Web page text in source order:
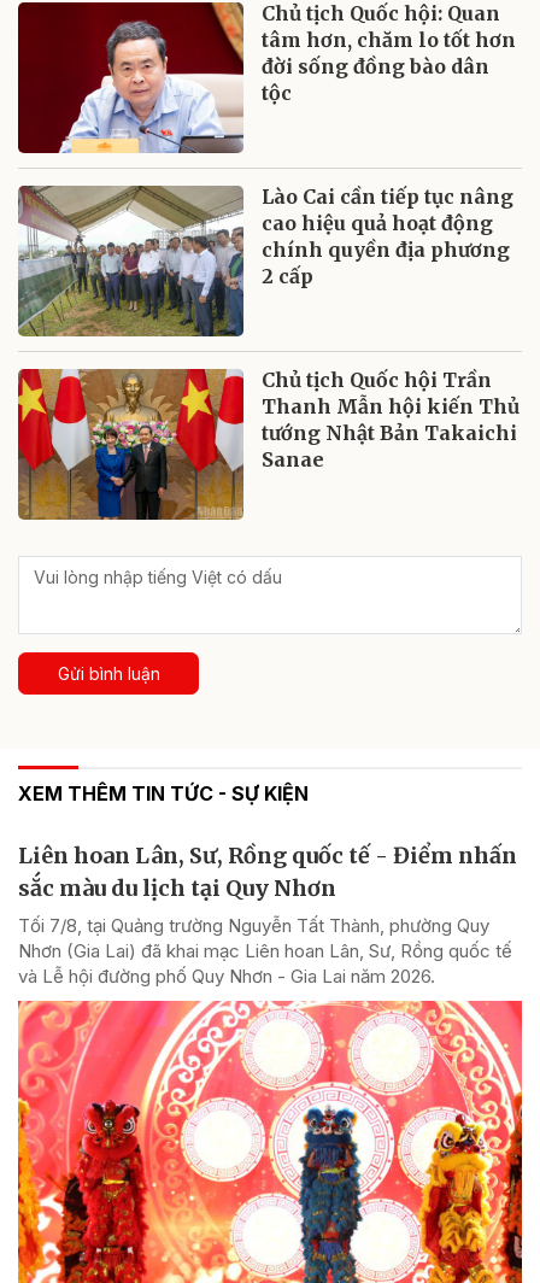
Chủ tịch Quốc hội: Quan
tâm hơn, chăm lo tốt hơn
đời sống đồng bào dân
tộc
Lào Cai cần tiếp tục nâng
cao hiệu quả hoạt động
chính quyền địa phương
2 cấp
Chủ tịch Quốc hội Trần
Thanh Mẫn hội kiến Thủ
tướng Nhật Bản Takaichi
Sanae
Gửi bình luận
XEM THÊM TIN TỨC - SỰ KIỆN
Liên hoan Lân, Sư, Rồng quốc tế - Điểm nhấn
sắc màu du lịch tại Quy Nhơn
Tối 7/8, tại Quảng trường Nguyễn Tất Thành, phường Quy
Nhơn (Gia Lai) đã khai mạc Liên hoan Lân, Sư, Rồng quốc tế
và Lễ hội đường phố Quy Nhơn - Gia Lai năm 2026.